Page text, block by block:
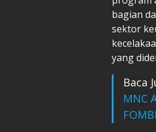
bagian
sektor
yang
Baca
MNC